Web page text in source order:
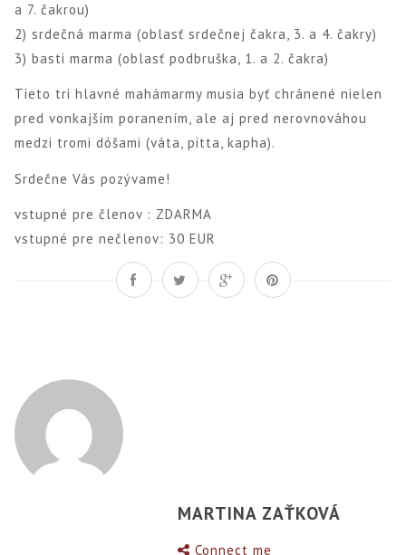
a 7. čakrou)
2) srdečná marma (oblasť srdečnej čakra, 3. a 4. čakry)
3) basti marma (oblasť podbruška, 1. a 2. čakra)
Tieto tri hlavné mahámarmy musia byť chránené nielen
pred vonkajším poranením, ale aj pred nerovnováhou
medzi tromi dóšami (váta, pitta, kapha).
Srdečne Vás pozývame!
vstupné pre členov : ZDARMA
vstupné pre nečlenov: 30 EUR
MARTINA ZAŤKOVÁ
Connect me